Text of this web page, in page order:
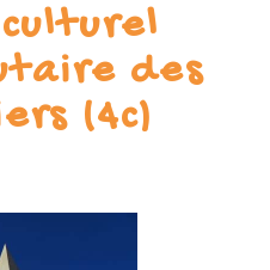
des
(4c)